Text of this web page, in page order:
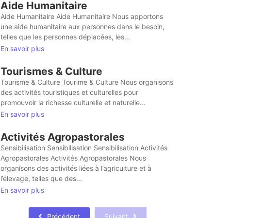
Aide Humanitaire
Aide Humanitaire Aide Humanitaire Nous apportons
une aide humanitaire aux personnes dans le besoin,
telles que les personnes déplacées, les...
En savoir plus
Tourismes & Culture
Tourisme & Culture Tourime & Culture Nous organisons
des activités touristiques et culturelles pour
promouvoir la richesse culturelle et naturelle...
En savoir plus
Activités Agropastorales
Sensibilisation Sensibilisation Sensibilisation Activités
Agropastorales Activités Agropastorales Nous
organisons des activités liées à l’agriculture et à
l’élevage, telles que des...
En savoir plus